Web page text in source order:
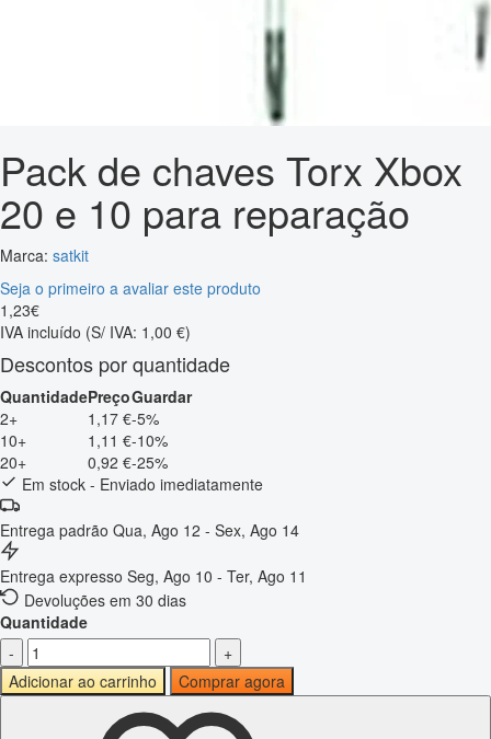
Pack de chaves Torx Xbox
20 e 10 para reparação
Marca: satkit
Seja o primeiro a avaliar este produto
1 ,23€
IVA incluído (S/ IVA: 1,00 €)
Descontos por quantidade
QuantidadePreçoGuardar
2+
1,17 €-5%
10+
1,11 €-10%
20+
0,92 €-25%
Em stock - Enviado imediatamente
Entrega padrão Qua, Ago 12 - Sex, Ago 14
Entrega expresso Seg, Ago 10 - Ter, Ago 11
Devoluções em 30 dias
Quantidade
-
+
Adicionar ao carrinho
Comprar agora